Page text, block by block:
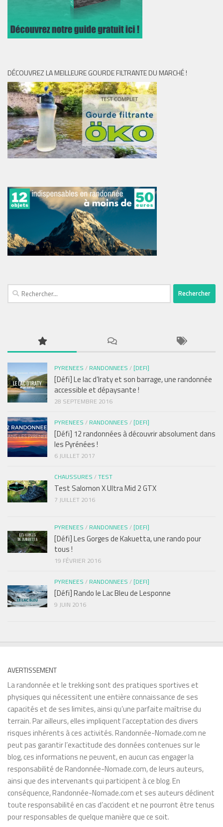
DÉCOUVREZ LA MEILLEURE GOURDE FILTRANTE DU MARCHÉ !
Rechercher :
PYRENEES / RANDONNEES / [DEFI]
[Défi] Le lac d’Iraty et son barrage, une randonnée
accessible et dépaysante !
28 SEPTEMBRE 2016
PYRENEES / RANDONNEES / [DEFI]
[Défi] 12 randonnées à découvrir absolument dans
les Pyrénées !
6 JUILLET 2017
CHAUSSURES /TEST
Test Salomon X Ultra Mid 2 GTX
7 JUILLET 2016
PYRENEES / RANDONNEES / [DEFI]
[Défi] Les Gorges de Kakuetta, une rando pour
tous !
19 FÉVRIER 2016
PYRENEES / RANDONNEES / [DEFI]
[Défi] Rando le Lac Bleu de Lesponne
9 JUIN 2016
AVERTISSEMENT
La randonnée et le trekking sont des pratiques sportives et
physiques qui nécessitent une entière connaissance de ses
capacités et de ses limites, ainsi qu’une parfaite maîtrise du
terrain. Par ailleurs, elles impliquent l’acceptation des divers
risques inhérents à ces activités. Randonnée-Nomade.com ne
peut pas garantir l’exactitude des données contenues sur le
blog, ces informations ne peuvent, en aucun cas engager la
responsabilité de Randonnée-Nomade.com, de leurs auteurs,
ainsi que des intervenants qui participent à ce blog. En
conséquence, Randonnée-Nomade.com et ses auteurs déclinent
toute responsabilité en cas d’accident et ne pourront être tenus
pour responsables de quelque manière que ce soit.